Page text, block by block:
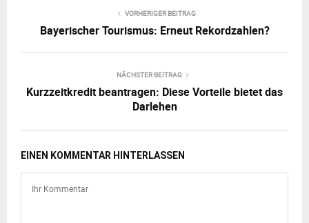
VORHERIGER BEITRAG
Bayerischer Tourismus: Erneut Rekordzahlen?
NÄCHSTER BEITRAG
Kurzzeitkredit beantragen: Diese Vorteile bietet das
Darlehen
EINEN KOMMENTAR HINTERLASSEN